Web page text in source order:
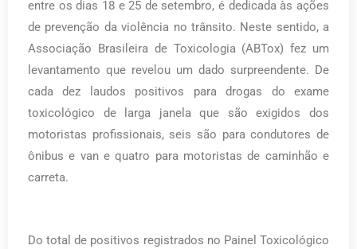
entre os dias 18 e 25 de setembro, é dedicada às ações
de prevenção da violência no trânsito. Neste sentido, a
Associação Brasileira de Toxicologia (ABTox) fez um
levantamento que revelou um dado surpreendente. De
cada dez laudos positivos para drogas do exame
toxicológico de larga janela que são exigidos dos
motoristas profissionais, seis são para condutores de
ônibus e van e quatro para motoristas de caminhão e
carreta.
Do total de positivos registrados no Painel Toxicológico